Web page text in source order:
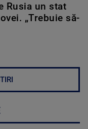
Rusia un stat
„Trebuie să-